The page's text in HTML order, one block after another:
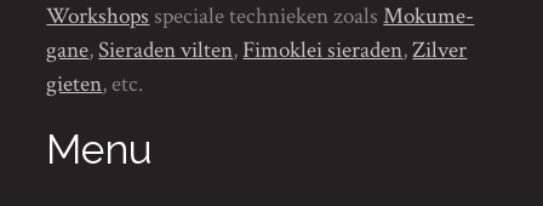
Workshopsspeciale technieken zoalsMokume-
gane,Sieraden vilten,Fimoklei sieraden,Zilver
gieten, etc.
Menu